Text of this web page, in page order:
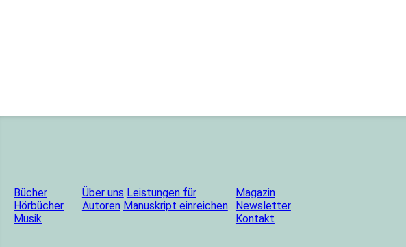
Bücher
Hörbücher
Musik
Über uns Leistungen für
Autoren Manuskript einreichen
Magazin
Newsletter
Kontakt